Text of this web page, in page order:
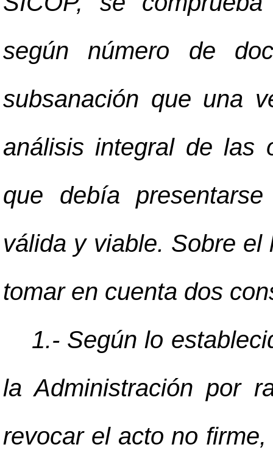
según número de
subsanación que una
análisis integral de las
que debía
válida y viable. Sobre
tomar en cuenta dos
1.- Según lo
la Administración por
revocar el acto no